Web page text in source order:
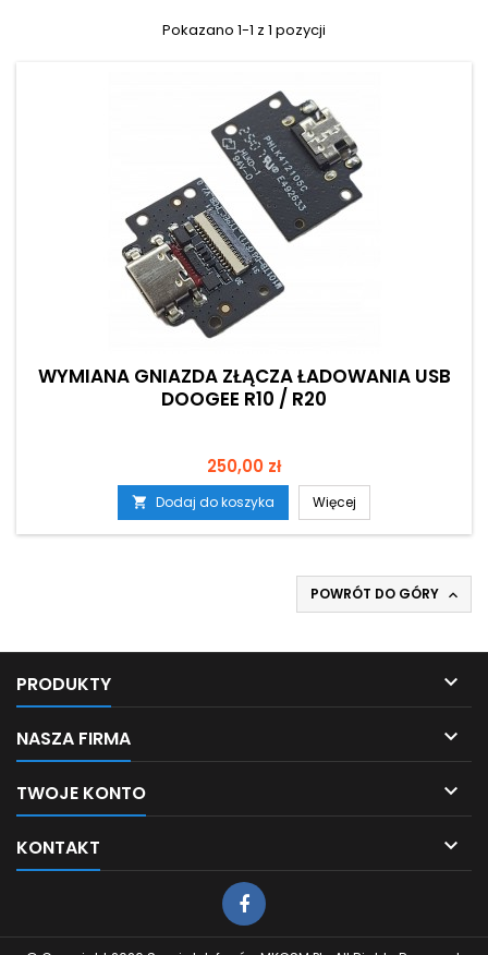
Pokazano 1-1 z 1 pozycji
WYMIANA GNIAZDA ZŁĄCZA ŁADOWANIA USB
DOOGEE R10 / R20
Cena
250,00 zł
 Dodaj do koszyka Więcej
POWRÓT DO GÓRY 
PRODUKTY 
NASZA FIRMA 
TWOJE KONTO 
KONTAKT 